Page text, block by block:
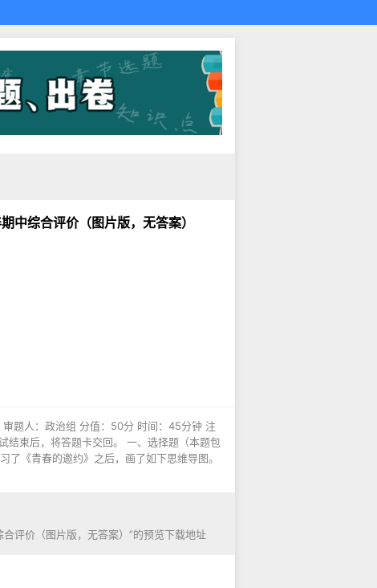
综合评价（图片版，无答案）
题人：政治组 分值：50分 时间：45分钟 注
结束后，将答题卡交回。 一、选择题（本题包
《青春的邀约》之后，画了如下思维导图。
评价（图片版，无答案）”的预览下载地址